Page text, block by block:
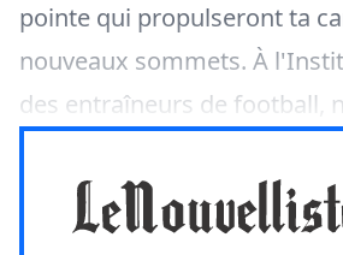
pointe qui propulseront ta
nouveaux sommets. À
des entraîneurs de football,